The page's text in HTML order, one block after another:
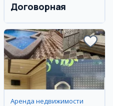
Договорная
Аренда недвижимости